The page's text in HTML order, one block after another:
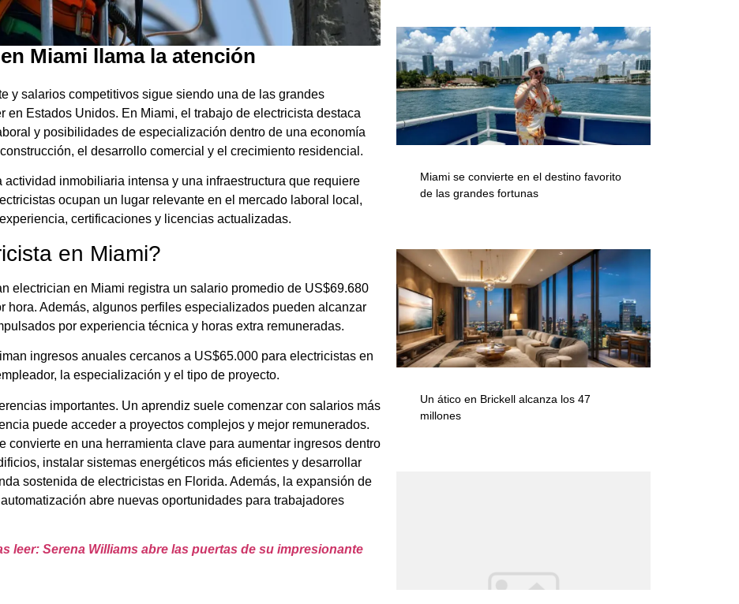
Miami llama la atención
y salarios competitivos sigue siendo una de las grandes
en Estados Unidos. En Miami, el trabajo de electricista destaca
y posibilidades de especialización dentro de una economía
el desarrollo comercial y el crecimiento residencial.
inmobiliaria intensa y una infraestructura que requiere
ocupan un lugar relevante en el mercado laboral local,
certificaciones y licencias actualizadas.
en Miami?
electrician en Miami registra un salario promedio de US$69.680
hora. Además, algunos perfiles especializados pueden alcanzar
por experiencia técnica y horas extra remuneradas.
ingresos anuales cercanos a US$65.000 para electricistas en
la especialización y el tipo de proyecto.
importantes. Un aprendiz suele comenzar con salarios más
puede acceder a proyectos complejos y mejor remunerados.
convierte en una herramienta clave para aumentar ingresos dentro
instalar sistemas energéticos más eficientes y desarrollar
sostenida de electricistas en Florida. Además, la expansión de
abre nuevas oportunidades para trabajadores
leer: Serena Williams abre las puertas de su impresionante
Miami se convierte en el destino favorito
de las grandes fortunas
Un ático en Brickell alcanza los 47
millones